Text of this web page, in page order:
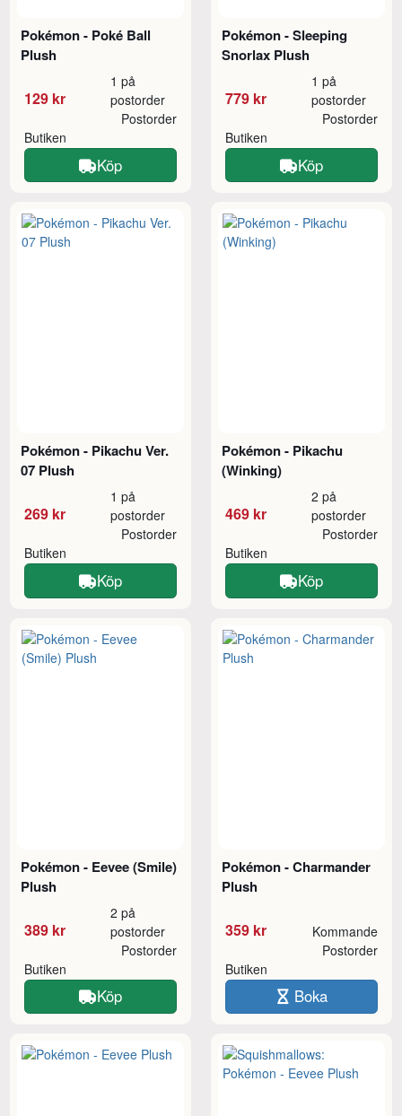
Pokémon - Poké Ball
Plush
129 kr
1 på
postorder
Butiken
Postorder
Köp
Pokémon - Sleeping
Snorlax Plush
779 kr
1 på
postorder
Butiken
Postorder
Köp
Pokémon - Pikachu Ver.
07 Plush
269 kr
1 på
postorder
Butiken
Postorder
Köp
Pokémon - Pikachu
(Winking)
469 kr
2 på
postorder
Butiken
Postorder
Köp
Pokémon - Eevee (Smile)
Plush
389 kr
2 på
postorder
Butiken
Postorder
Köp
Pokémon - Charmander
Plush
359 kr Kommande
Butiken
Postorder
Boka